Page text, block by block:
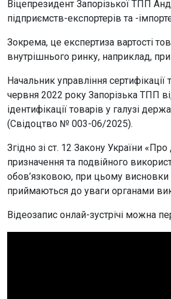
Віцепрезидент Запорізької ТПП
підприємств-експортерів та -
Зокрема, це експертиза вартості
внутрішнього ринку, наприклад,
Начальник управління
червня 2022 року Запорізька ТПП
ідентифікації товарів у галузі
(Свідоцтво № 003-06/2025).
Згідно зі ст. 12 Закону України
призначення та подвійного
обов’язковою, при цьому висновки
приймаються до уваги органами
Відеозапис онлай-зустрічі можна